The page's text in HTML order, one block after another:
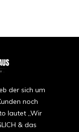
der sich um
noch
lautet „Wir
& das